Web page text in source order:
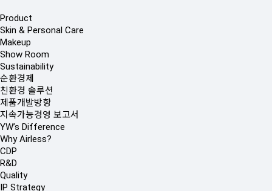
Product
Skin & Personal Care
Makeup
Show Room
Sustainability
순환경제
친환경 솔루션
제품개발방향
지속가능경영 보고서
YW’s Difference
Why Airless?
CDP
R&D
Quality
IP Strategy